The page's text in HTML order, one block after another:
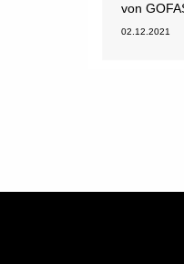
von
02.12.2021